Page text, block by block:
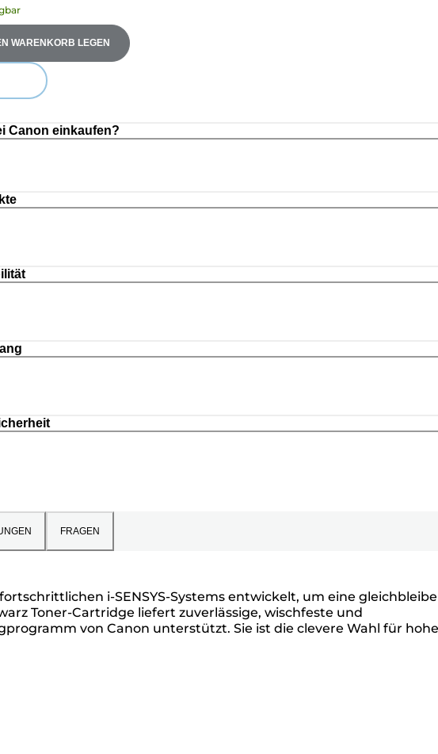
WARENKORB LEGEN
Canon einkaufen?
FRAGEN
i-SENSYS-Systems entwickelt, um eine
Toner-Cartridge liefert zuverlässige, wischfeste und
von Canon unterstützt. Sie ist die clevere Wahl für hohe